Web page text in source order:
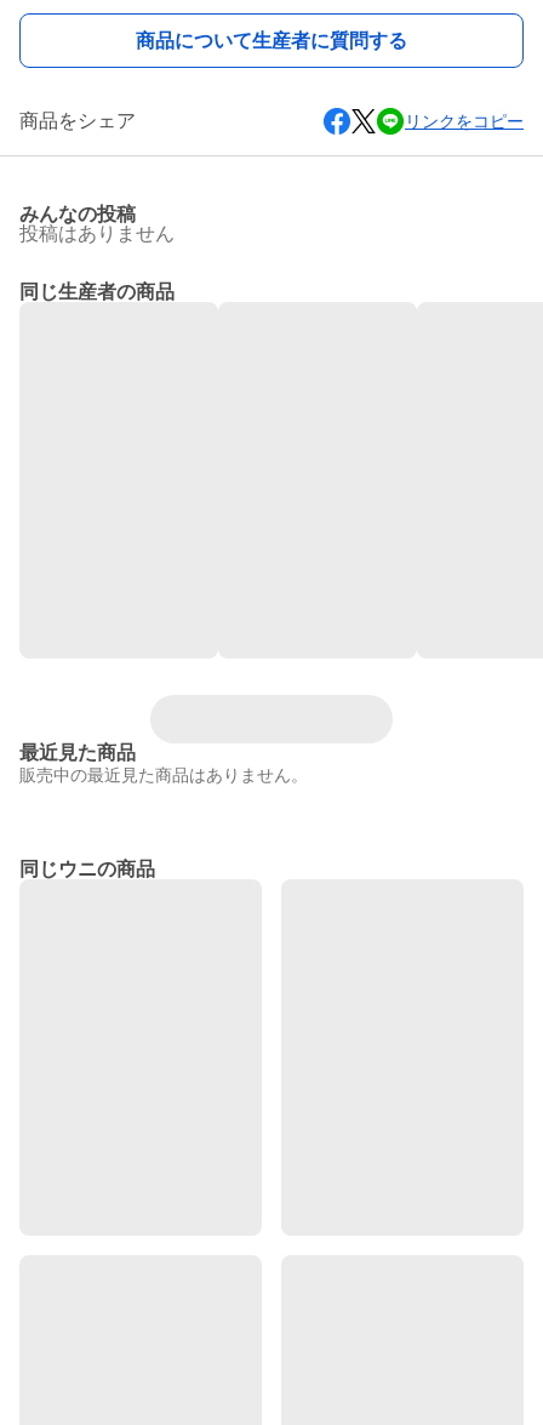
商品について生産者に質問する
商品をシェア リンクをコピー
みんなの投稿
投稿はありません
同じ生産者の商品
最近見た商品
販売中の最近見た商品はありません。
同じウニの商品